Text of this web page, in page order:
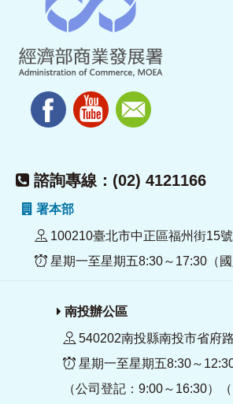
諮詢專線：(02) 4121166
署本部
100210臺北市中正區福州街15號
星期一至星期五8:30～17:30（國
南投辦公區
540202南投縣南投市省府
星期一至星期五8:30～
（公司登記：9:00～16:30）